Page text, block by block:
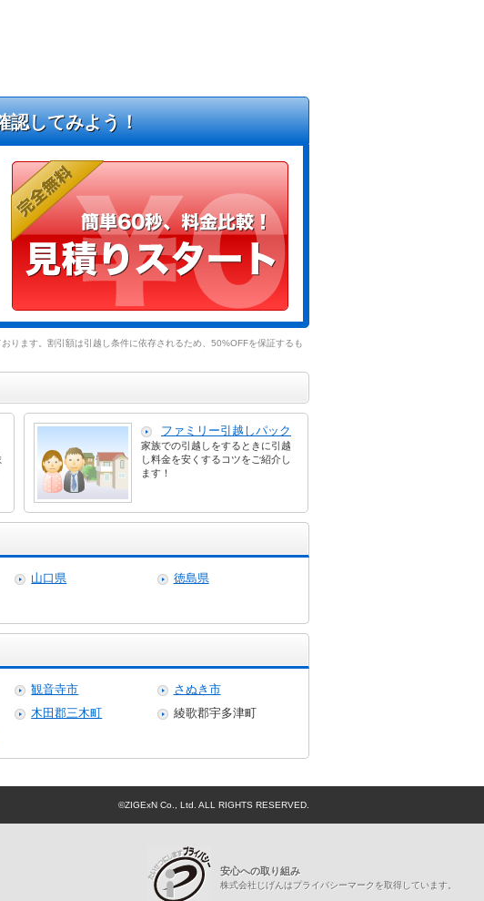
認してみよう！
ります。割引額は引越し条件に依存されるため、50%OFFを保証するも
ファミリー引越しパック
家族での引越しをするときに引越
し料金を安くするコツをご紹介し
ます！
山口県
徳島県
観音寺市
さぬき市
木田郡三木町
綾歌郡宇多津町
©ZIGExN Co., Ltd. ALL RIGHTS RESERVED.
安心への取り組み
株式会社じげんはプライバシーマークを取得しています。